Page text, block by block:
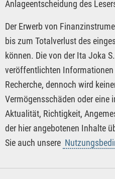
Anlageentscheidung des
Der Erwerb von
bis zum Totalverlust des
können. Die von der Ita Joka
veröffentlichten
Recherche, dennoch wird
Vermögensschäden oder eine
Aktualität, Richtigkeit,
der hier angebotenen Inhalte
Sie auch unsere